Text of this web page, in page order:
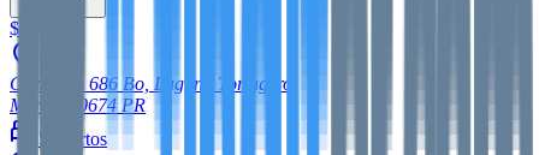
$900,000
Carretera 686 Bo, Laguna Tortugero,
Manatí
00674 PR
5
cuartos